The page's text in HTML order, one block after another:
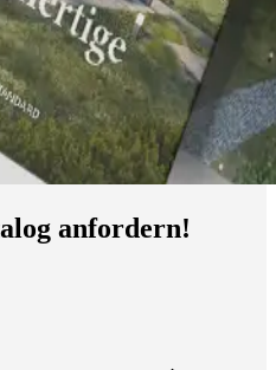
anfordern!